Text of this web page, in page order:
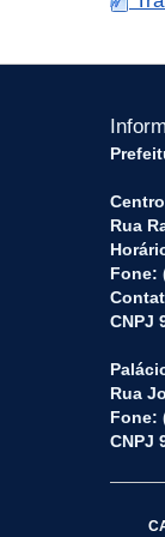
Rua
Fone:
CNPJ
Rua
Fone:
CNPJ